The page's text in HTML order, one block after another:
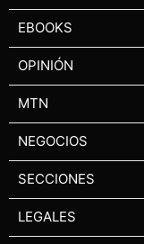
EBOOKS
OPINIÓN
MTN
NEGOCIOS
SECCIONES
LEGALES